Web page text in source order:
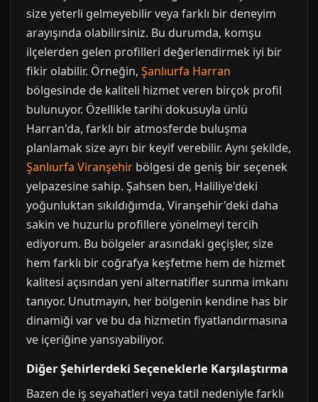
size yeterli gelmeyebilir veya farklı bir deneyim
arayışında olabilirsiniz. Bu durumda, komşu
ilçelerden gelen profilleri değerlendirmek iyi bir
fikir olabilir. Örneğin, Şanlıurfa Harran
bölgesinde de kaliteli hizmet veren birçok profil
bulunuyor. Özellikle tarihi dokusuyla ünlü
Harran'da, farklı bir atmosferde buluşma
planlamak size ayrı bir keyif verebilir. Aynı şekilde,
Şanlıurfa Viranşehir bölgesi de geniş bir seçenek
yelpazesine sahip. Şahsen ben, Haliliye'deki
yoğunluktan sıkıldığımda, Viranşehir'deki daha
sakin ve huzurlu profillere yönelmeyi tercih
ediyorum. Bu bölgeler arasındaki geçişler, size
hem farklı bir coğrafya keşfetme hem de hizmet
kalitesi açısından yeni alternatifler sunma imkanı
tanıyor. Unutmayın, her bölgenin kendine has bir
dinamiği var ve bu da hizmetin fiyatlandırmasına
ve içeriğine yansıyabiliyor.
Diğer Şehirlerdeki Seçeneklerle Karşılaştırma
Bazen de iş seyahatleri veya tatil nedeniyle farklı